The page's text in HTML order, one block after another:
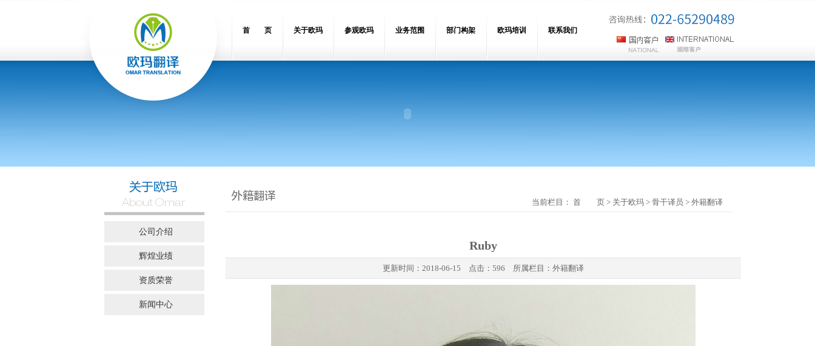
首 页 关于欧玛 参观欧玛 业务范围 部门构架 欧玛培训 联系我们
公司介绍
辉煌业绩
资质荣誉
新闻中心
当前栏目： 首 页 > 关于欧玛 > 骨干译员 > 外籍翻译
Ruby
更新时间： 2018-06-15 点击：596 所属栏目： 外籍翻译